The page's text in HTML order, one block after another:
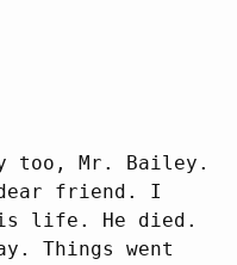
too, Mr. Bailey.
friend. I
life. He died.
Things went